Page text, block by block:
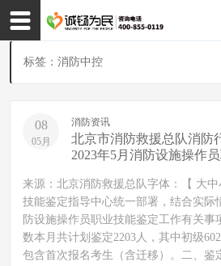
标签：消防中控
08
05月
消防资讯
北京市消防救援总队消防
2023年5月消防设施操作
来源：北京消防救援总队字体：【 大
技能鉴定指导中心统一部署，结合实际
防设施操作员职业技能鉴定工作有关事
数本月共计划鉴定2203人，其中初级
包含首次报名考生（含迁移）。二、鉴